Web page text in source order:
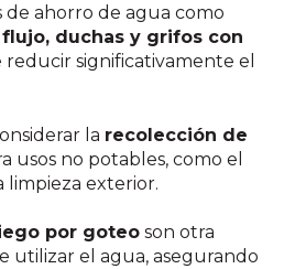
de ahorro de agua como
duchas y grifos con
significativamente el
la recolección de
usos no potables, como el
limpieza exterior.
por goteo son otra
utilizar el agua, asegurando